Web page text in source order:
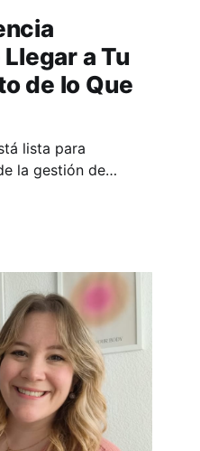
a Tu
de lo Que
lista para
la gestión de